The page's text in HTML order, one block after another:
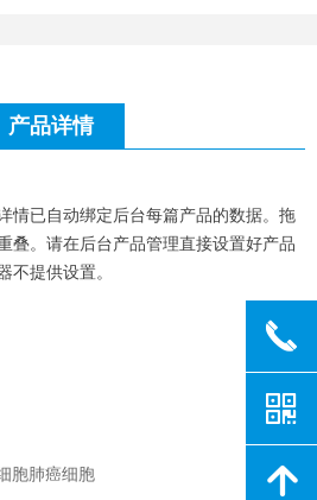
产品详情
情已自动绑定后台每篇产品的数据。拖
叠。请在后台产品管理直接设置好产品
不提供设置。
胞肺癌细胞
끅
낃
녕